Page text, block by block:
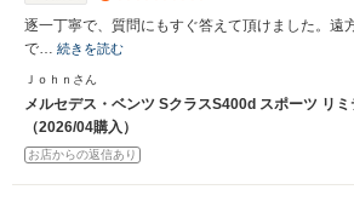
逐一丁寧で、質問にもすぐ答えて頂けました。遠
で… 続きを読む
Ｊｏｈｎさん
メルセデス・ベンツ SクラスS400d スポーツ リ
（2026/04購入）
お店からの返信あり